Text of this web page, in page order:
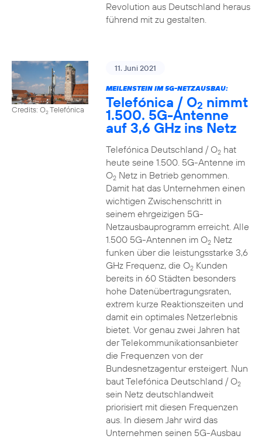
Revolution aus Deutschland heraus
führend mit zu gestalten.
Credits: O2Telefónica
11. Juni 2021
MEILENSTEIN IM 5G-NETZAUSBAU:
Telefónica / O2 nimmt
1.500. 5G-Antenne
auf 3,6 GHz ins Netz
Telefónica Deutschland / O2hat
heute seine 1.500. 5G-Antenne im
O2Netz in Betrieb genommen.
Damit hat das Unternehmen einen
wichtigen Zwischenschritt in
seinem ehrgeizigen 5G-
Netzausbauprogramm erreicht. Alle
1.500 5G-Antennen im O2Netz
funken über die leistungsstarke 3,6
GHz Frequenz, die O2Kunden
bereits in 60 Städten besonders
hohe Datenübertragungsraten,
extrem kurze Reaktionszeiten und
damit ein optimales Netzerlebnis
bietet. Vor genau zwei Jahren hat
der Telekommunikationsanbieter
die Frequenzen von der
Bundesnetzagentur ersteigert. Nun
baut Telefónica Deutschland / O2
sein Netz deutschlandweit
priorisiert mit diesen Frequenzen
aus. In diesem Jahr wird das
Unternehmen seinen 5G-Ausbau